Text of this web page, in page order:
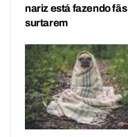
nariz está fazendo fãs
surtarem